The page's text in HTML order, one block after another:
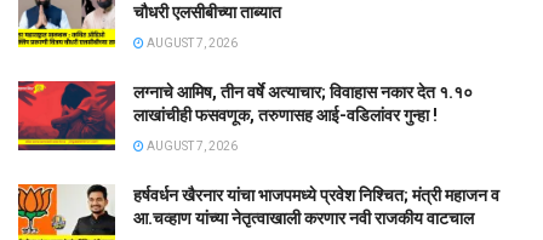
चौधरी एलसीबीच्या ताब्यात
AUGUST 7, 2026
लग्नाचे आमिष, तीन वर्षे अत्याचार; विवाहास नकार देत १.१०
लाखांचीही फसवणूक, तरुणासह आई-वडिलांवर गुन्हा !
AUGUST 7, 2026
हर्षवर्धन खैरनार यांचा भाजपमध्ये प्रवेश निश्चित; मंत्री महाजन व
आ.चव्हाण यांच्या नेतृत्वाखाली करणार नवी राजकीय वाटचाल